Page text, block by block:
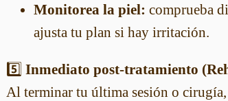
Monitorea la piel: comprueba
ajusta tu plan si hay irritación.
5️⃣ Inmediato post-tratamiento
Al terminar tu última sesión o cirugía,